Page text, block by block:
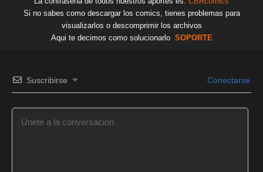
Si no sabes como descargar los comics, tienes problemas para
visualizarlos o descomprimir los archivos
Aqui te decimos como solucionarlo SOPORTE
Suscribirse Conectarse